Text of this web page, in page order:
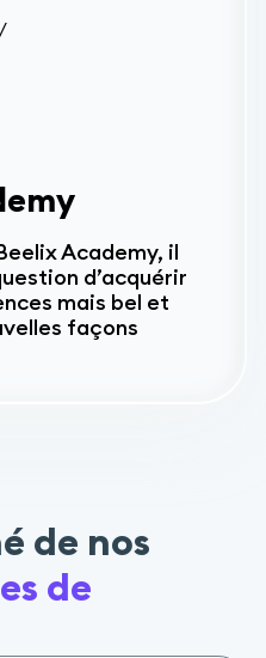
Academy, il
d’acquérir
mais bel et
façons
de nos
de